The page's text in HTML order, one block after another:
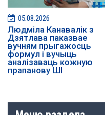
05.08.2026
Людміла Канавалік з
Дзятлава паказвае
вучням прыгажосць
формул і вучыць
аналізаваць кожную
прапанову ШІ